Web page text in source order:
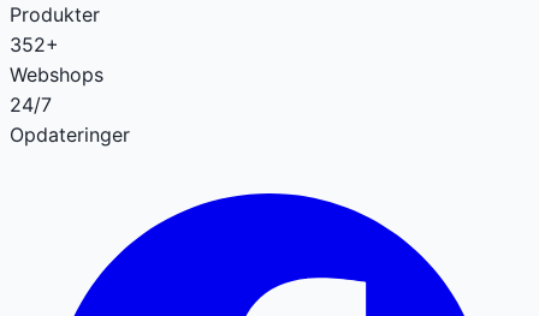
Produkter
352+
Webshops
24/7
Opdateringer